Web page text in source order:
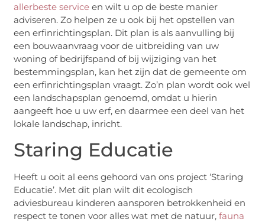
allerbeste service en wilt u op de beste manier
adviseren. Zo helpen ze u ook bij het opstellen van
een erfinrichtingsplan. Dit plan is als aanvulling bij
een bouwaanvraag voor de uitbreiding van uw
woning of bedrijfspand of bij wijziging van het
bestemmingsplan, kan het zijn dat de gemeente om
een erfinrichtingsplan vraagt. Zo’n plan wordt ook wel
een landschapsplan genoemd, omdat u hierin
aangeeft hoe u uw erf, en daarmee een deel van het
lokale landschap, inricht.
Staring Educatie
Heeft u ooit al eens gehoord van ons project ‘Staring
Educatie’. Met dit plan wilt dit ecologisch
adviesbureau kinderen aansporen betrokkenheid en
respect te tonen voor alles wat met de natuur,fauna